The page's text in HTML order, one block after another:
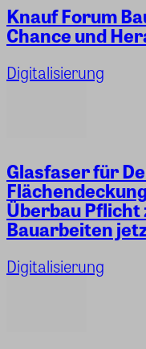
Knauf Forum
Chance und
Digitalisierung
Glasfaser für
Überbau
Bauarbeiten
Digitalisierung